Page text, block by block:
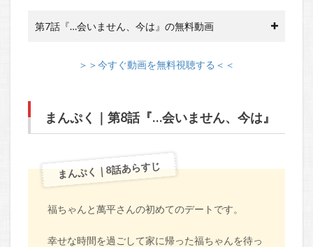
第7話『…会いません、今は』の無料動画
＞＞今すぐ動画を無料視聴する＜＜
まんぷく｜第8話『…会いません、今は』
まんぷく｜8話あらすじ
福ちゃんと萬平さんの初めてのデートです。
幸せな時間を過ごして家に帰った福ちゃんを待っ